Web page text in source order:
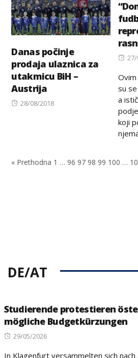
Danas počinje
prodaja ulaznica za
utakmicu BiH –
Austrija
Posted
28/08/2018
su se
a
koji
« Prethodna 1 … 96 97 98 99 100 …
DE/AT
Studierende protestieren
mögliche Budgetkürzungen
Posted
29/05/2026
In Klagenfurt versammelten sich